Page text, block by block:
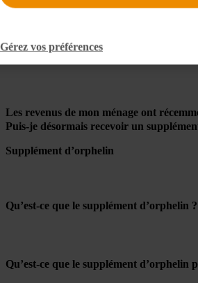
Gérez vos préférences
Pourquoi mes allocations familiales
soudainement diminué ?
Les revenus de mon ménage ont
Puis-je désormais recevoir un
Supplément d’orphelin
Qu’est-ce que le supplément d’orphelin ?
Qu’est-ce que le supplément d’orphelin